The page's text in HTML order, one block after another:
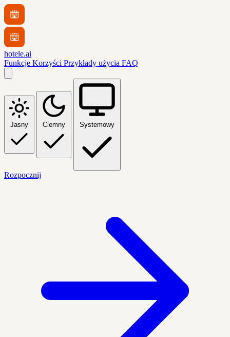
hotele.ai
Funkcje Korzyści Przykłady użycia FAQ
Jasny Ciemny Systemowy
Rozpocznij